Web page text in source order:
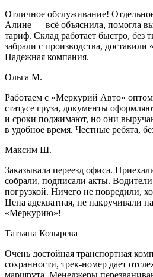
Отличное обслуживание!
Алине — всё объяснила, помогла
тариф. Склад работает быстро, без
забрали с производства, доставили
Надежная компания.
Ольга М.
Работаем с «Меркурий Авто»
статусе груза, документы
и сроки поджимают, но они
в удобное время. Честные ребята,
Максим Ш.
Заказывала переезд офиса.
собрали, подписали акты.
погрузкой. Ничего не повредили,
Цена адекватная, не накручивали
«Меркурию»!
Татьяна Козырева
Очень достойная транспортная
сохранности, трек-номер дает